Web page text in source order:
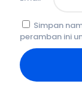
Simpan
peramban ini